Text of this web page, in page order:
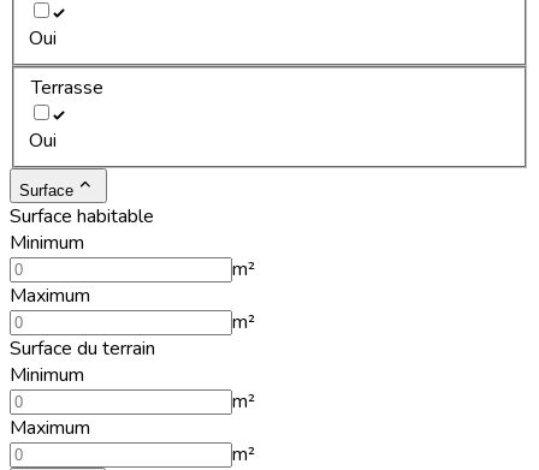
Oui
Terrasse
Oui
Surface
Surface habitable
Minimum
m²
Maximum
m²
Surface du terrain
Minimum
m²
Maximum
m²